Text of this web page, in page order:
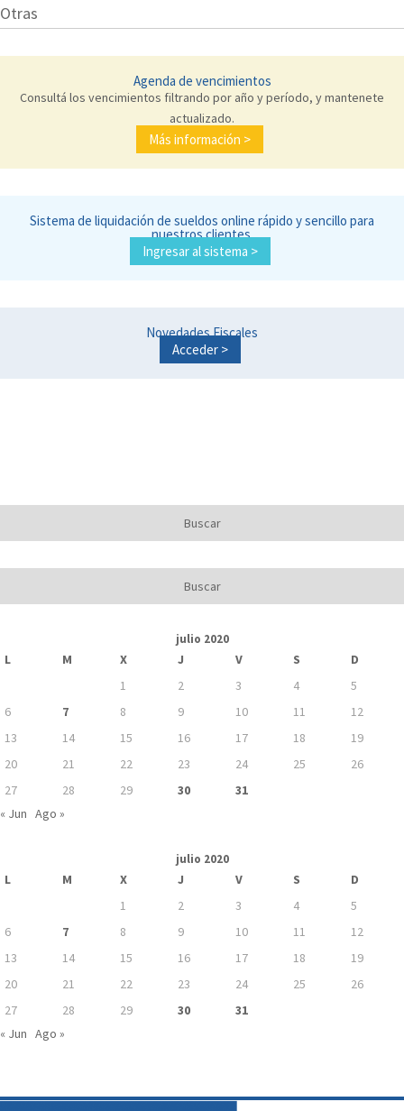
Otras
Agenda de vencimientos
Consultá los vencimientos filtrando por año y período, y mantenete
actualizado.
Más información >
Sistema de liquidación de sueldos online rápido y sencillo para
nuestros clientes.
Ingresar al sistema >
Novedades Fiscales
Acceder >
julio 2020
L M X J V S
D
1
2 3 4
5
6
7 8 9 10 11
12
13
14 15 16 17 18
19
20
21 22 23 24 25
26
27
28 29 30
31
« Jun Ago »
julio 2020
L M X J V S
D
1
2 3 4
5
6
7 8 9 10 11
12
13
14 15 16 17 18
19
20
21 22 23 24 25
26
27
28 29 30
31
« Jun Ago »